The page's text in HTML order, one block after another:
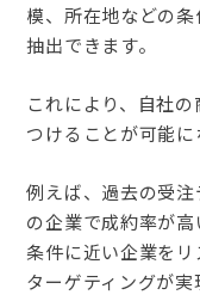
模、所在地などの
抽出できます。
これにより、自社
つけることが可能に
例えば、過去の受
の企業で成約率が
条件に近い企業を
ターゲティングが実